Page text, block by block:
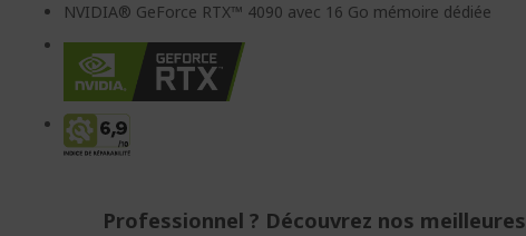
NVIDIA® GeForce RTX™ 4090 avec 16 Go mémoire dédiée
Professionnel ? Découvrez nos meilleures